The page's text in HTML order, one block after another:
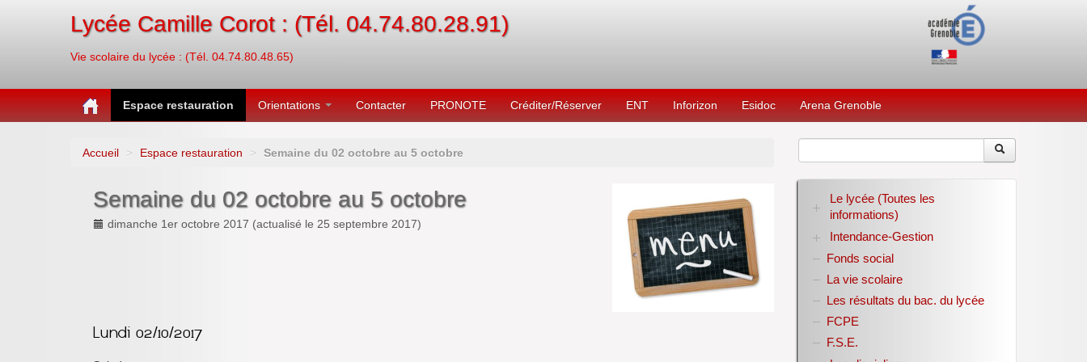
Lycée Camille Corot : (Tél. 04.74.80.28.91)
Vie scolaire du lycée : (Tél. 04.74.80.48.65)
Espace restauration Orientations Contacter PRONOTE Créditer/Réserver ENT Inforizon Esidoc Arena Grenoble
Accueil > Espace restauration > Semaine du 02 octobre au 5 octobre
Semaine du 02 octobre au 5 octobre
dimanche 1er octobre 2017 (actualisé le 25 septembre 2017)
Le lycée (Toutes les
informations)
RENTREE 2026-2027
Stage des élèves de seconde
Intendance-Gestion
Restauration scolaire
Bourses nationales
Année scolaire 2017-2018
Année scolaire 2018-2019
Année scolaire 2019-2020
Fonds social
La vie scolaire
Les résultats du bac. du lycée
FCPE
F.S.E.